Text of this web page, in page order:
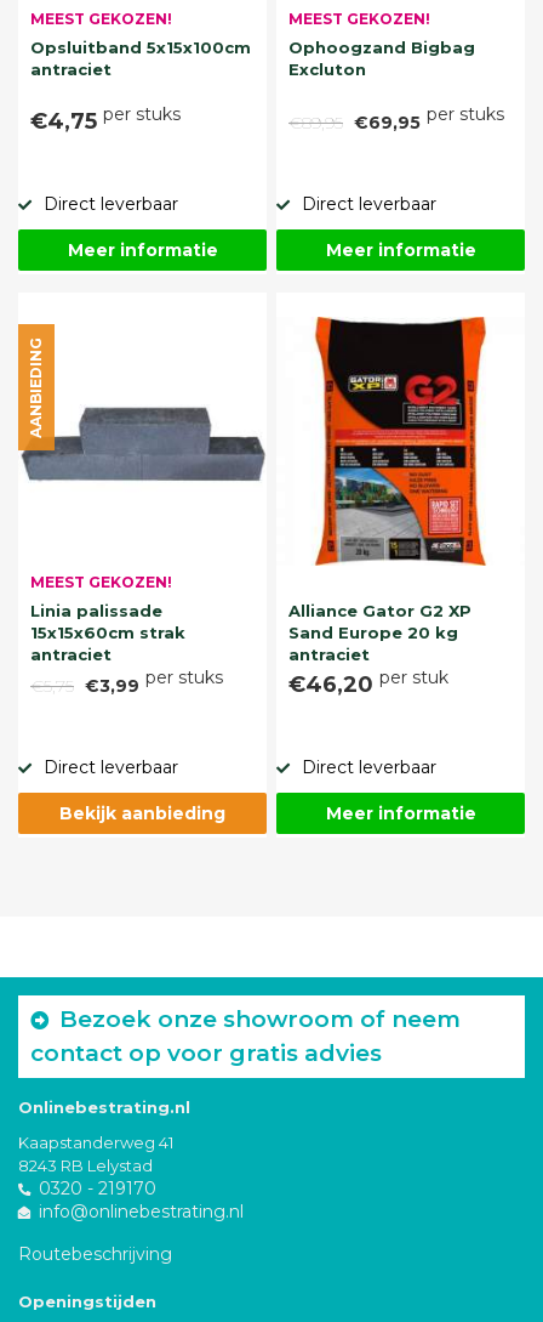
MEEST GEKOZEN!
Opsluitband 5x15x100cm
antraciet
€4,75 per stuks
Direct leverbaar
Meer informatie
MEEST GEKOZEN!
Ophoogzand Bigbag
Excluton
€89,95 €69,95 per stuks
Direct leverbaar
Meer informatie
MEEST GEKOZEN!
Linia palissade
15x15x60cm strak
antraciet
€5,75 €3,99 per stuks
AANBIEDING
Direct leverbaar
Bekijk aanbieding
Alliance Gator G2 XP
Sand Europe 20 kg
antraciet
€46,20 per stuk
Direct leverbaar
Meer informatie
Bezoek onze showroom of neem
contact op voor gratis advies
Onlinebestrating.nl
Kaapstanderweg 41
8243 RB Lelystad
0320 - 219170
info@onlinebestrating.nl
Routebeschrijving
Openingstijden